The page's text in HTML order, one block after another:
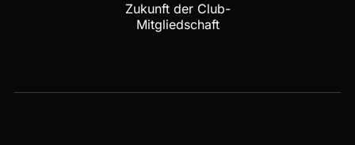
Zukunft der Club-
Mitgliedschaft